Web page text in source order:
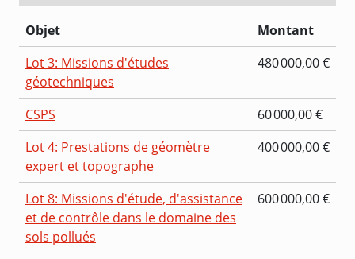
Objet
Montant
Lot 3: Missions d'études
géotechniques
480 000,00 €
CSPS
60 000,00 €
Lot 4: Prestations de géomètre
expert et topographe
400 000,00 €
Lot 8: Missions d'étude, d'assistance
et de contrôle dans le domaine des
sols pollués
600 000,00 €